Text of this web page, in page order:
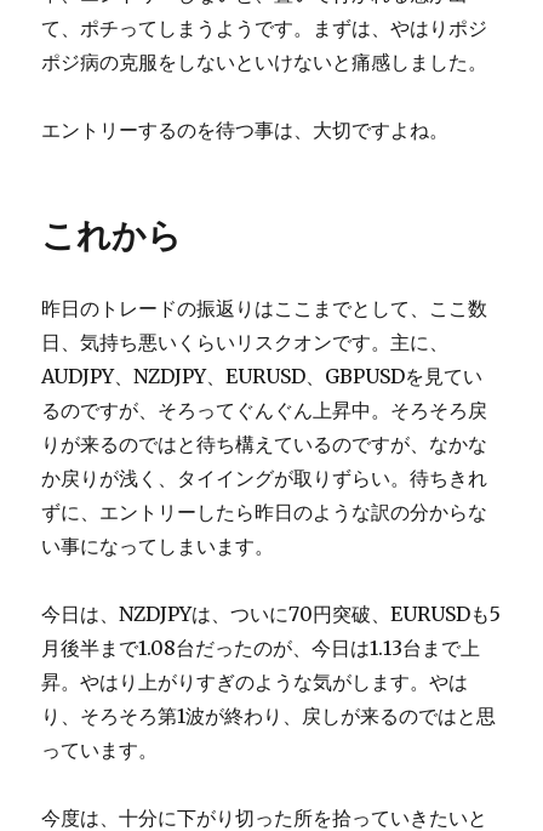
て、ポチってしまうようです。まずは、やはりポジ
ポジ病の克服をしないといけないと痛感しました。
エントリーするのを待つ事は、大切ですよね。
これから
昨日のトレードの振返りはここまでとして、ここ数
日、気持ち悪いくらいリスクオンです。主に、
AUDJPY、NZDJPY、EURUSD、GBPUSDを見てい
るのですが、そろってぐんぐん上昇中。そろそろ戻
りが来るのではと待ち構えているのですが、なかな
か戻りが浅く、タイイングが取りずらい。待ちきれ
ずに、エントリーしたら昨日のような訳の分からな
い事になってしまいます。
今日は、NZDJPYは、ついに70円突破、EURUSDも5
月後半まで1.08台だったのが、今日は1.13台まで上
昇。やはり上がりすぎのような気がします。やは
り、そろそろ第1波が終わり、戻しが来るのではと思
っています。
今度は、十分に下がり切った所を拾っていきたいと